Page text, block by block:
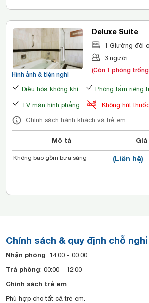
Hình ảnh & tiện nghi
Deluxe Suite
1 Giường đôi
3 người
(Còn 1 phòng
Điều hòa không khí Phòng tắm riêng
TV màn hình phẳng
Không hút
Chính sách hành khách và trẻ em
Mô tả Giá
(Liên hệ)
Không bao gồm bữa sáng
Chính sách & quy định chỗ nghỉ
Nhận phòng: 14:00 - 00:00
Trả phòng: 00:00 - 12:00
Chính sách trẻ em
Phù hợp cho tất cả trẻ em.